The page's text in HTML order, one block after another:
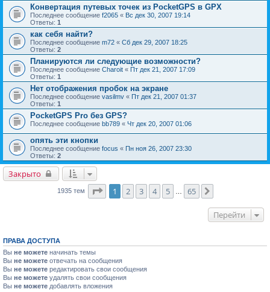
Конвертация путевых точек из PocketGPS в GPX
Последнее сообщение f2065 « Вс дек 30, 2007 19:14
Ответы: 1
как себя найти?
Последнее сообщение m72 « Сб дек 29, 2007 18:25
Ответы: 2
Планируются ли следующие возможности?
Последнее сообщение Charoit « Пт дек 21, 2007 17:09
Ответы: 1
Нет отображения пробок на экране
Последнее сообщение vasilmv « Пт дек 21, 2007 01:37
Ответы: 1
PocketGPS Pro без GPS?
Последнее сообщение bb789 « Чт дек 20, 2007 01:06
опять эти кнопки
Последнее сообщение focus « Пн ноя 26, 2007 23:30
Ответы: 2
Закрыто
1935 тем Страница1 из
1 2 3 4 5 65
Перейти
ПРАВА ДОСТУПА
Вы не можете начинать темы
Вы не можете отвечать на сообщения
Вы не можете редактировать свои сообщения
Вы не можете удалять свои сообщения
Вы не можете добавлять вложения